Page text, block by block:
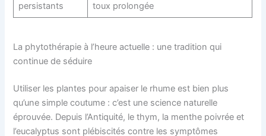
persistants
toux prolongée
La phytothérapie à l’heure actuelle : une tradition qui
continue de séduire
Utiliser les plantes pour apaiser le rhume est bien plus
qu’une simple coutume : c’est une science naturelle
éprouvée. Depuis l’Antiquité, le thym, la menthe poivrée et
l’eucalyptus sont plébiscités contre les symptômes